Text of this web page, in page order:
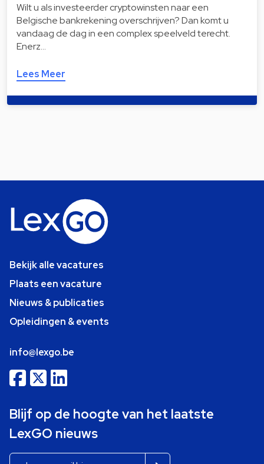
Wilt u als investeerder cryptowinsten naar een
Belgische bankrekening overschrijven? Dan komt u
vandaag de dag in een complex speelveld terecht.
Enerz…
Lees Meer
Bekijk alle vacatures
Plaats een vacature
Nieuws & publicaties
Opleidingen & events
info@lexgo.be
Blijf op de hoogte van het laatste
LexGO nieuws